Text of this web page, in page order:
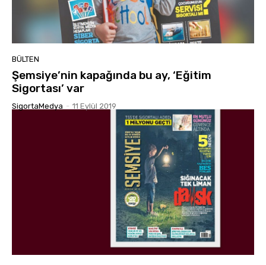
BÜLTEN
Şemsiye’nin kapağında bu ay, ‘Eğitim
Sigortası’ var
SigortaMedya - 11 Eylül 2019